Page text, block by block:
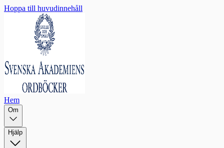
Hoppa till huvudinnehåll
Hem
Om
Hjälp